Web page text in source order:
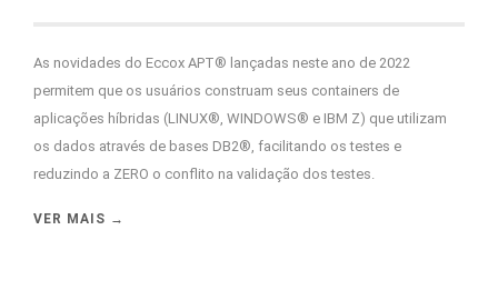
As novidades do Eccox APT® lançadas neste ano de 2022
permitem que os usuários construam seus containers de
aplicações híbridas (LINUX®, WINDOWS® e IBM Z) que utilizam
os dados através de bases DB2®, facilitando os testes e
reduzindo a ZERO o conflito na validação dos testes.
VER MAIS →